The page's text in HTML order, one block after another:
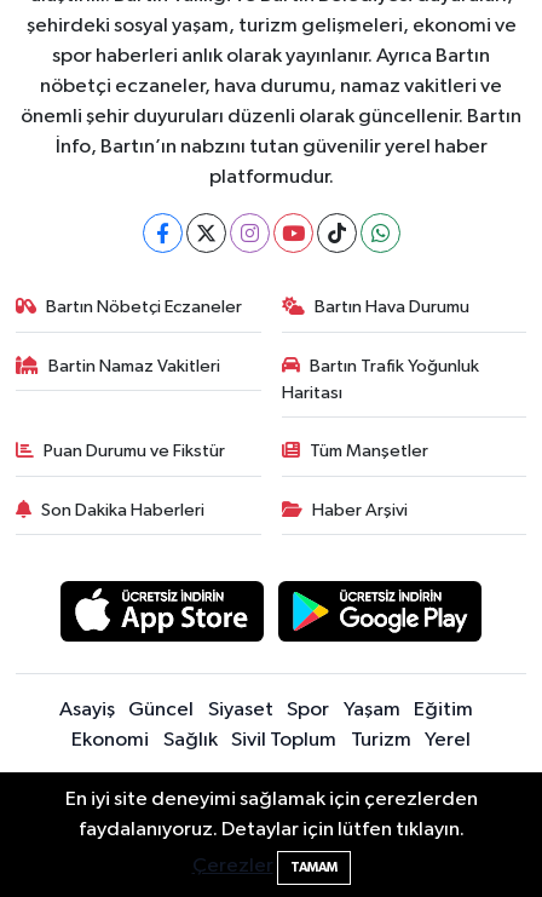
şehirdeki sosyal yaşam, turizm gelişmeleri, ekonomi ve
spor haberleri anlık olarak yayınlanır. Ayrıca Bartın
nöbetçi eczaneler, hava durumu, namaz vakitleri ve
önemli şehir duyuruları düzenli olarak güncellenir. Bartın
İnfo, Bartın’ın nabzını tutan güvenilir yerel haber
platformudur.
Bartın Nöbetçi Eczaneler Bartın Hava Durumu
Bartin Namaz Vakitleri
Bartın Trafik Yoğunluk
Haritası
Puan Durumu ve Fikstür Tüm Manşetler
Son Dakika Haberleri Haber Arşivi
Asayiş Güncel Siyaset Spor Yaşam
Eğitim
Ekonomi
Sağlık Sivil Toplum Turizm Yerel
Sitede yayınlanan içerik ve yorumlardan yazarları sorumludur.
Yayınlanan yorumlardan Bartın Son Dakika Haberleri | Bartın Haber |
Bartın İnfo sorumlu tutulamaz. Sitedeki tüm harici linkler ayrı bir
sayfada açılır. Sitemizde yayınlanan haber, köşe yazıları ve
En iyi site deneyimi sağlamak için çerezlerden
faydalanıyoruz. Detaylar için lütfen tıklayın.
Çerezler
TAMAM